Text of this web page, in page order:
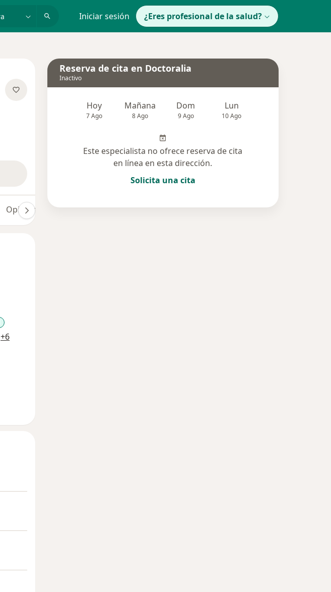
Iniciar sesión ¿Eres profesional de la salud?
Opiniones (169)
+6a11y_sr_more_diseases
Reserva de cita en Doctoralia
Inactivo
Hoy
7 Ago
Mañana
8 Ago
Dom
9 Ago
Lun
10 Ago
Este especialista no ofrece reserva de cita
en línea en esta dirección.
Solicita una cita